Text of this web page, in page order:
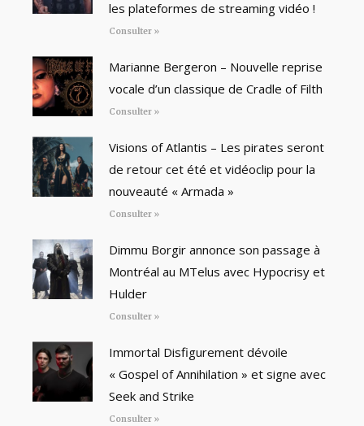
les plateformes de streaming vidéo !
Consulter »
Marianne Bergeron – Nouvelle reprise
vocale d’un classique de Cradle of Filth
Consulter »
Visions of Atlantis – Les pirates seront
de retour cet été et vidéoclip pour la
nouveauté « Armada »
Consulter »
Dimmu Borgir annonce son passage à
Montréal au MTelus avec Hypocrisy et
Hulder
Consulter »
Immortal Disfigurement dévoile
« Gospel of Annihilation » et signe avec
Seek and Strike
Consulter »